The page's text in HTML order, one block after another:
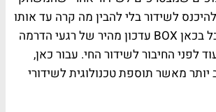
לשידור בלי להבין מה קרה עד אותו
רגע, הם יוכלו לקבל בכאן BOX עדכון מהיר של רגעי הדרמה
לפני החיבור לשידור החי. עבור כאן,
מאשר תוספת טכנולוגית לשידורי